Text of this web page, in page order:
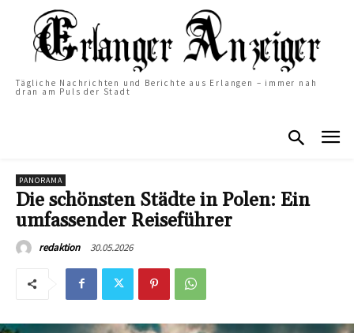
Tägliche Nachrichten und Berichte aus Erlangen – immer nah
dran am Puls der Stadt
PANORAMA
Die schönsten Städte in Polen: Ein
umfassender Reiseführer
redaktion 30.05.2026